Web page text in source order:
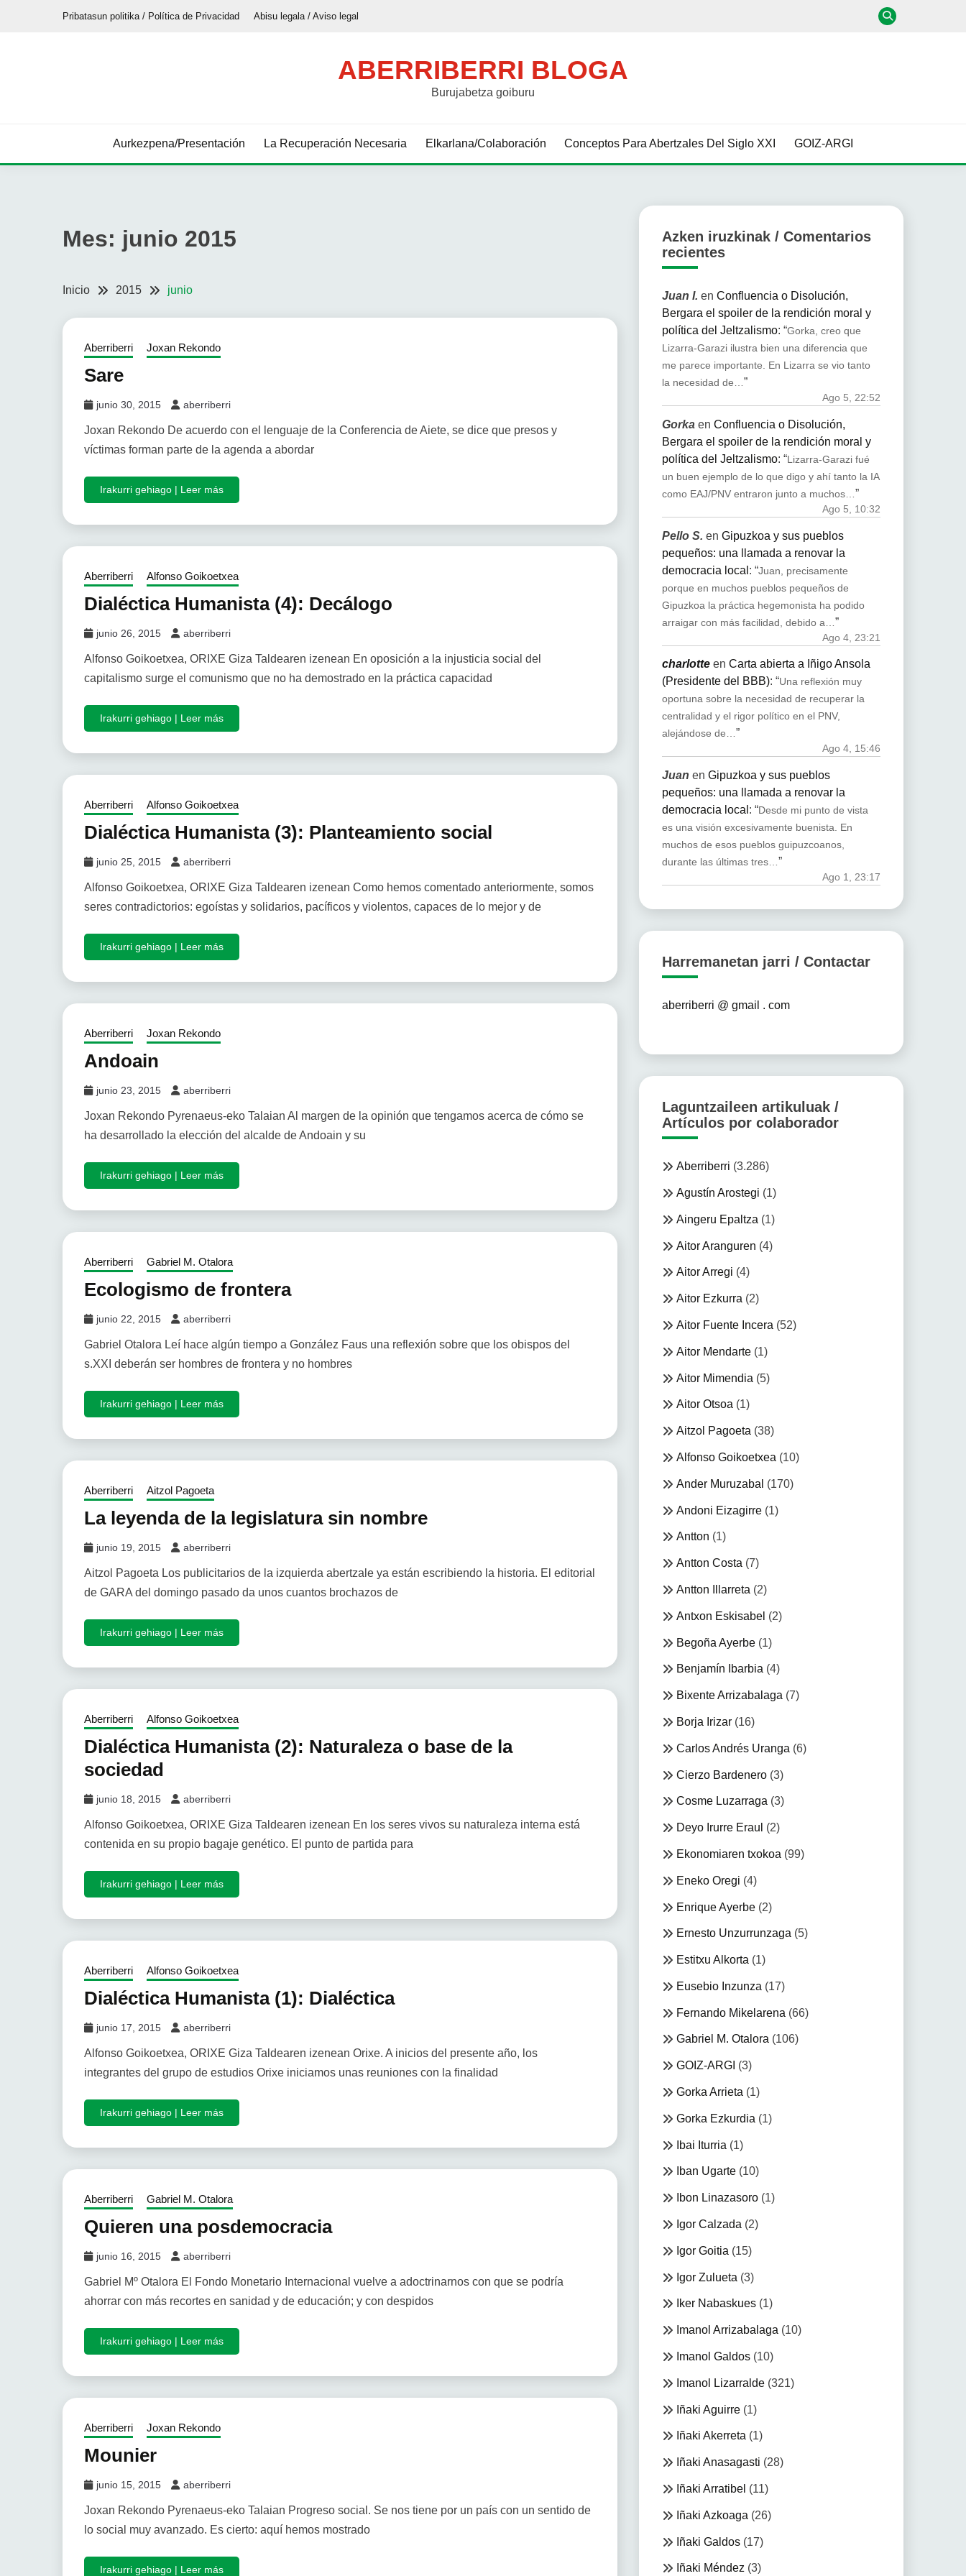
Pribatasun politika / Política de Privacidad Abisu legala / Aviso legal
ABERRIBERRI BLOGA
Burujabetza goiburu
Aurkezpena/Presentación La Recuperación Necesaria Elkarlana/Colaboración Conceptos Para Abertzales Del Siglo XXI GOIZ-ARGI
Mes: junio 2015
Inicio 2015 junio
Aberriberri Joxan Rekondo
Sare
junio 30, 2015 aberriberri
Joxan Rekondo De acuerdo con el lenguaje de la Conferencia de Aiete, se dice que presos y
víctimas forman parte de la agenda a abordar
Irakurri gehiago | Leer más
Aberriberri Alfonso Goikoetxea
Dialéctica Humanista (4): Decálogo
junio 26, 2015 aberriberri
Alfonso Goikoetxea, ORIXE Giza Taldearen izenean En oposición a la injusticia social del
capitalismo surge el comunismo que no ha demostrado en la práctica capacidad
Irakurri gehiago | Leer más
Aberriberri Alfonso Goikoetxea
Dialéctica Humanista (3): Planteamiento social
junio 25, 2015 aberriberri
Alfonso Goikoetxea, ORIXE Giza Taldearen izenean Como hemos comentado anteriormente, somos
seres contradictorios: egoístas y solidarios, pacíficos y violentos, capaces de lo mejor y de
Irakurri gehiago | Leer más
Aberriberri Joxan Rekondo
Andoain
junio 23, 2015 aberriberri
Joxan Rekondo Pyrenaeus-eko Talaian Al margen de la opinión que tengamos acerca de cómo se
ha desarrollado la elección del alcalde de Andoain y su
Irakurri gehiago | Leer más
Aberriberri Gabriel M. Otalora
Ecologismo de frontera
junio 22, 2015 aberriberri
Gabriel Otalora Leí hace algún tiempo a González Faus una reflexión sobre que los obispos del
s.XXI deberán ser hombres de frontera y no hombres
Irakurri gehiago | Leer más
Aberriberri Aitzol Pagoeta
La leyenda de la legislatura sin nombre
junio 19, 2015 aberriberri
Aitzol Pagoeta Los publicitarios de la izquierda abertzale ya están escribiendo la historia. El editorial
de GARA del domingo pasado da unos cuantos brochazos de
Irakurri gehiago | Leer más
Aberriberri Alfonso Goikoetxea
Dialéctica Humanista (2): Naturaleza o base de la
sociedad
junio 18, 2015 aberriberri
Alfonso Goikoetxea, ORIXE Giza Taldearen izenean En los seres vivos su naturaleza interna está
contenida en su propio bagaje genético. El punto de partida para
Irakurri gehiago | Leer más
Aberriberri Alfonso Goikoetxea
Dialéctica Humanista (1): Dialéctica
junio 17, 2015 aberriberri
Alfonso Goikoetxea, ORIXE Giza Taldearen izenean Orixe. A inicios del presente año, los
integrantes del grupo de estudios Orixe iniciamos unas reuniones con la finalidad
Irakurri gehiago | Leer más
Aberriberri Gabriel M. Otalora
Quieren una posdemocracia
junio 16, 2015 aberriberri
Gabriel Mº Otalora El Fondo Monetario Internacional vuelve a adoctrinarnos con que se podría
ahorrar con más recortes en sanidad y de educación; y con despidos
Irakurri gehiago | Leer más
Aberriberri Joxan Rekondo
Mounier
junio 15, 2015 aberriberri
Joxan Rekondo Pyrenaeus-eko Talaian Progreso social. Se nos tiene por un país con un sentido de
lo social muy avanzado. Es cierto: aquí hemos mostrado
Irakurri gehiago | Leer más
Azken iruzkinak / Comentarios
recientes
Juan I. en Confluencia o Disolución,
Bergara el spoiler de la rendición moral y
política del Jeltzalismo: “Gorka, creo que
Lizarra-Garazi ilustra bien una diferencia que
me parece importante. En Lizarra se vio tanto
la necesidad de…”
Ago 5, 22:52
Gorkaen Confluencia o Disolución,
Bergara el spoiler de la rendición moral y
política del Jeltzalismo: “Lizarra-Garazi fué
un buen ejemplo de lo que digo y ahí tanto la IA
como EAJ/PNV entraron junto a muchos… ”
Ago 5, 10:32
Pello S. en Gipuzkoa y sus pueblos
pequeños: una llamada a renovar la
democracia local : “Juan, precisamente
porque en muchos pueblos pequeños de
Gipuzkoa la práctica hegemonista ha podido
arraigar con más facilidad, debido a… ”
Ago 4, 23:21
charlotteen Carta abierta a Iñigo Ansola
(Presidente del BBB): “Una reflexión muy
oportuna sobre la necesidad de recuperar la
centralidad y el rigor político en el PNV,
alejándose de…”
Ago 4, 15:46
Juan en Gipuzkoa y sus pueblos
pequeños: una llamada a renovar la
democracia local : “Desde mi punto de vista
es una visión excesivamente buenista. En
muchos de esos pueblos guipuzcoanos,
durante las últimas tres…”
Ago 1, 23:17
Harremanetan jarri / Contactar
aberriberri @ gmail . com
Laguntzaileen artikuluak /
Artículos por colaborador
Aberriberri (3.286)
Agustín Arostegi (1)
Aingeru Epaltza (1)
Aitor Aranguren (4)
Aitor Arregi (4)
Aitor Ezkurra (2)
Aitor Fuente Incera (52)
Aitor Mendarte(1)
Aitor Mimendia (5)
Aitor Otsoa (1)
Aitzol Pagoeta (38)
Alfonso Goikoetxea (10)
Ander Muruzabal (170)
Andoni Eizagirre(1)
Antton (1)
Antton Costa (7)
Antton Illarreta (2)
Antxon Eskisabel (2)
Begoña Ayerbe(1)
Benjamín Ibarbia (4)
Bixente Arrizabalaga (7)
Borja Irizar(16)
Carlos Andrés Uranga (6)
Cierzo Bardenero(3)
Cosme Luzarraga (3)
Deyo Irurre Eraul (2)
Ekonomiaren txokoa (99)
Eneko Oregi (4)
Enrique Ayerbe(2)
Ernesto Unzurrunzaga (5)
Estitxu Alkorta (1)
Eusebio Inzunza (17)
Fernando Mikelarena (66)
Gabriel M. Otalora(106)
GOIZ-ARGI (3)
Gorka Arrieta (1)
Gorka Ezkurdia (1)
Ibai Iturria (1)
Iban Ugarte(10)
Ibon Linazasoro(1)
Igor Calzada (2)
Igor Goitia (15)
Igor Zulueta (3)
Iker Nabaskues(1)
Imanol Arrizabalaga (10)
Imanol Galdos(10)
Imanol Lizarralde(321)
Iñaki Aguirre(1)
Iñaki Akerreta(1)
Iñaki Anasagasti (28)
Iñaki Arratibel (11)
Iñaki Azkoaga (26)
Iñaki Galdos(17)
Iñaki Méndez(3)